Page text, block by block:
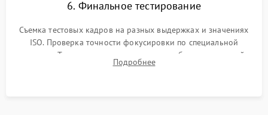
6. Финальное тестирование
Съемка тестовых кадров на разных выдержках и значениях
ISO. Проверка точности фокусировки по специальной
мишени. Тест записи на карту памяти, работы встроенной
вспышки, микрофона и всех кнопок управления.
Подробнее